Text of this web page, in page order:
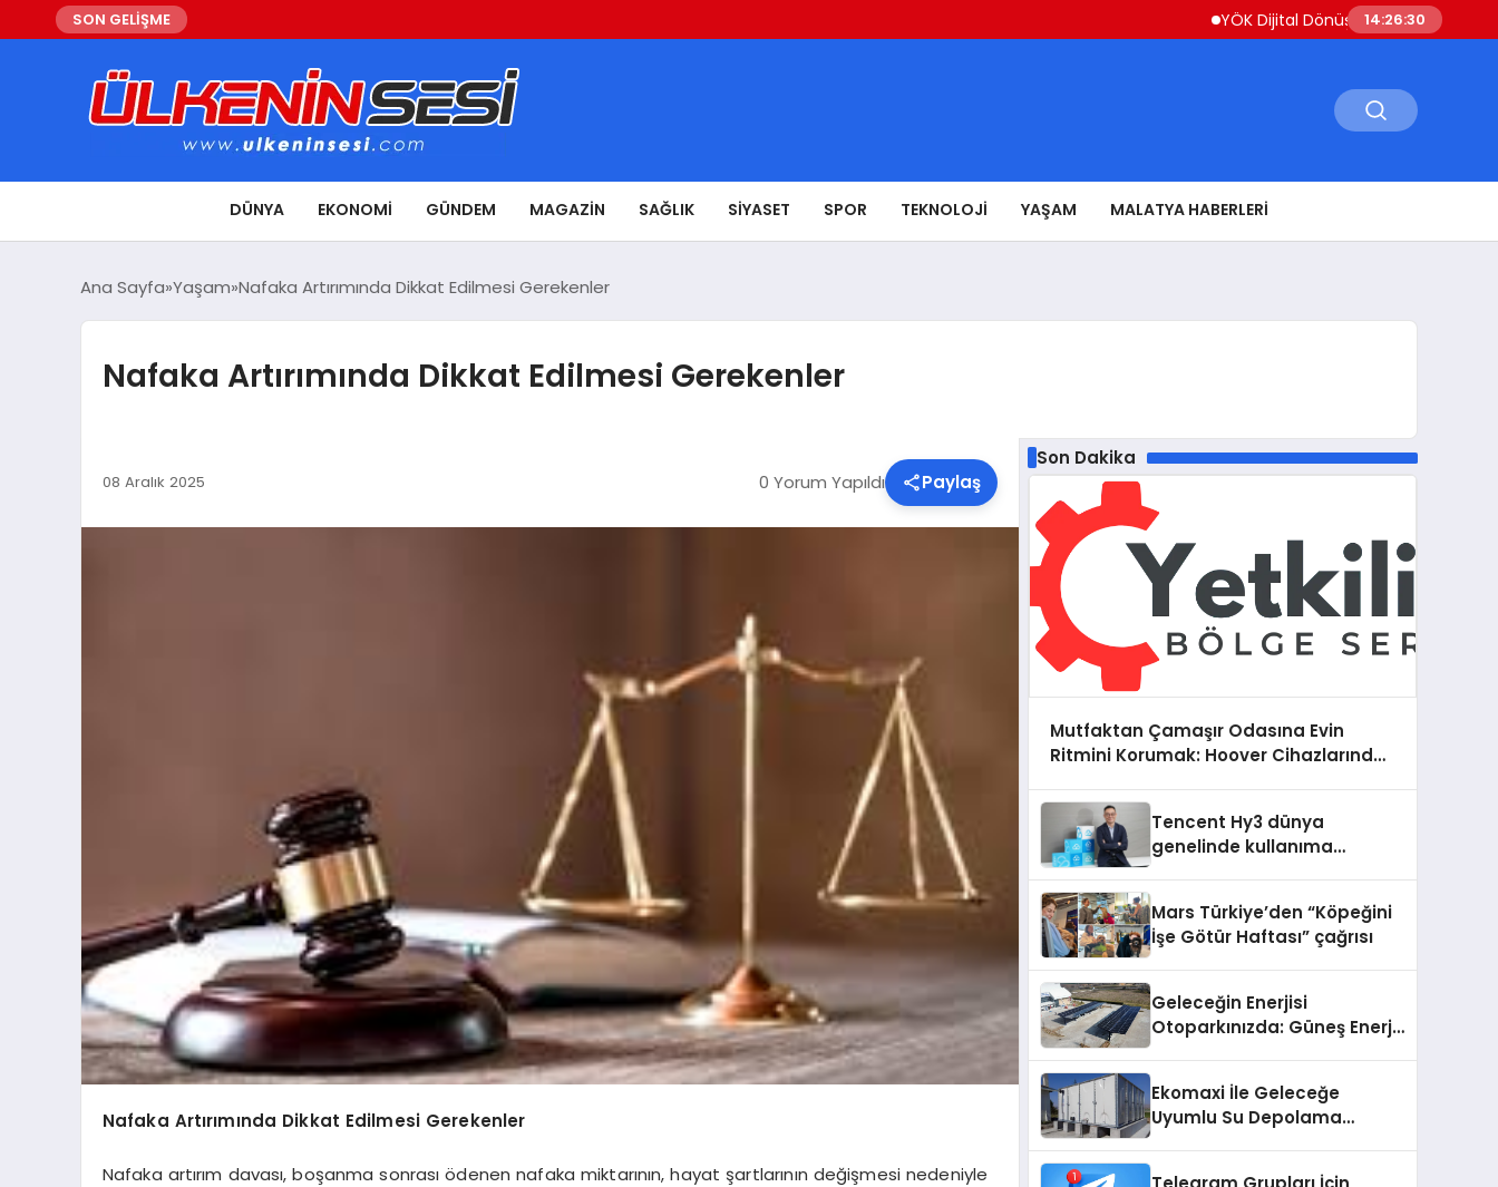
SON GELİŞME YÖK Dijital Dönüşüm İçin Bilişim
14:26:31
DÜNYA EKONOMI GÜNDEM MAGAZIN SAĞLIK SIYASET SPOR TEKNOLOJI YAŞAM MALATYA HABERLERI
Ana Sayfa Yaşam Nafaka Artırımında Dikkat Edilmesi Gerekenler
Nafaka Artırımında Dikkat Edilmesi Gerekenler
08 Aralık 2025 0 Yorum Yapıldı Paylaş
Nafaka Artırımında Dikkat Edilmesi Gerekenler
Nafaka artırım davası, boşanma sonrası ödenen nafaka miktarının, hayat şartlarının değişmesi nedeniyle
Son Dakika
Mutfaktan Çamaşır Odasına Evin
Ritmini Korumak: Hoover Cihazlarında
Tencent Hy3 dünya
genelinde kullanıma
Mars Türkiye’den “Köpeğini
İşe Götür Haftası” çağrısı
Geleceğin Enerjisi
Otoparkınızda: Güneş Enerjili
Ekomaxi İle Geleceğe
Uyumlu Su Depolama